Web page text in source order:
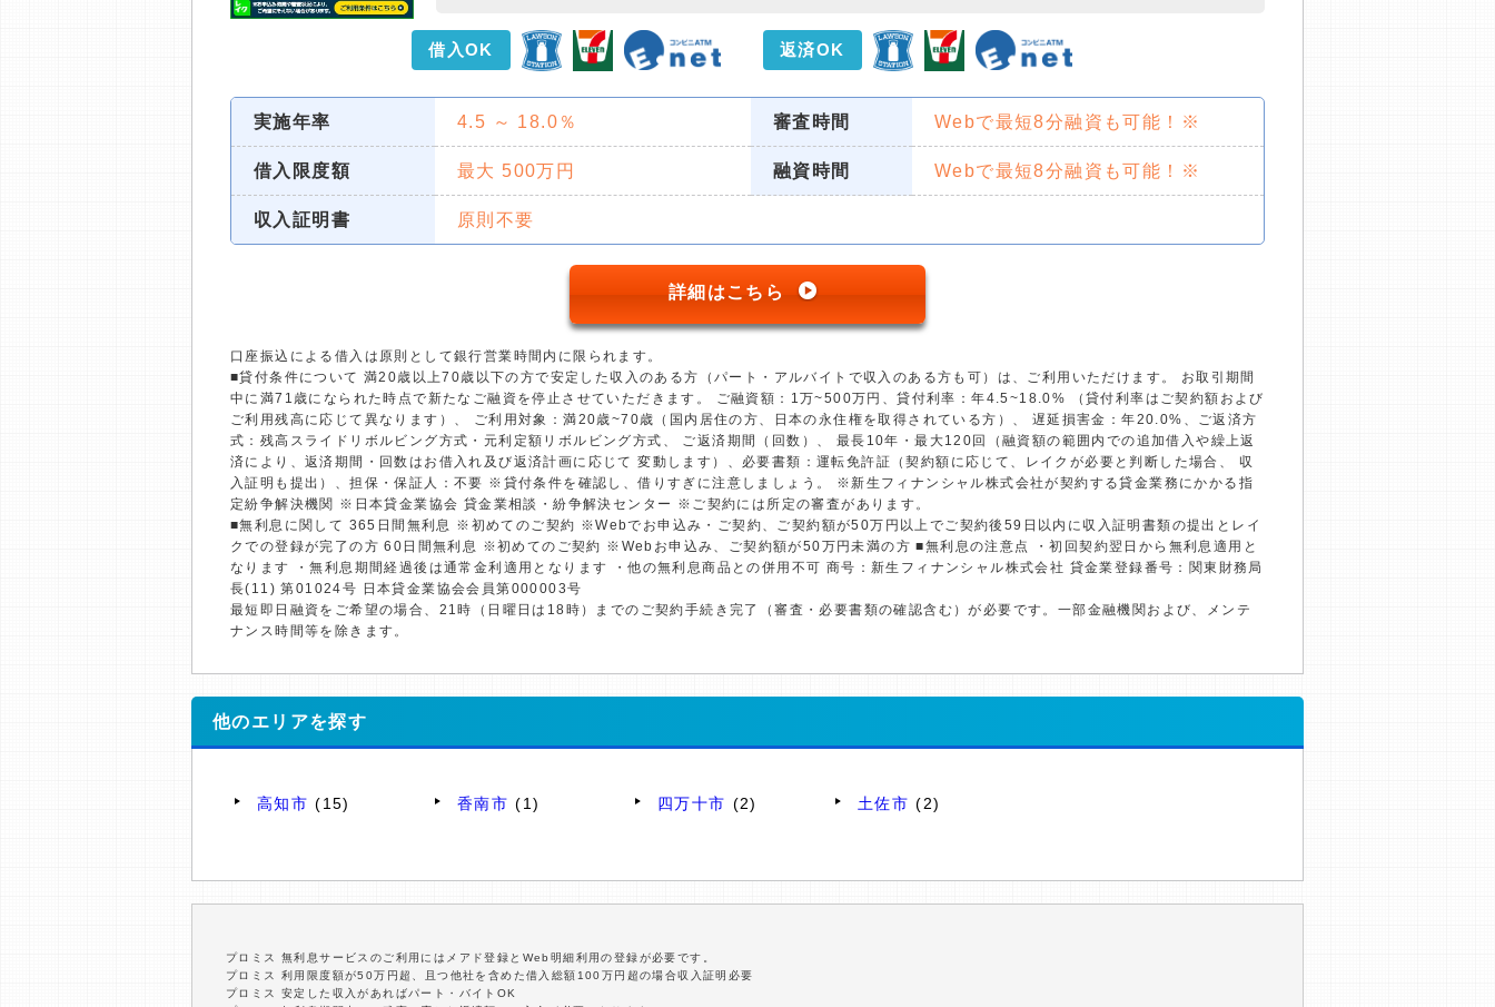
借入OK 返済OK
実施年率 4.5 ～ 18.0％ 審査時間 Webで最短8分融資も可能！※
借入限度額 最大 500万円 融資時間 Webで最短8分融資も可能！※
収入証明書 原則不要
詳細はこちら
口座振込による借入は原則として銀行営業時間内に限られます。
■貸付条件について 満20歳以上70歳以下の方で安定した収入のある方（パート・アルバイトで収入のある方も可）は、ご利用いただけます。 お取引期間
中に満71歳になられた時点で新たなご融資を停止させていただきます。 ご融資額：1万~500万円、貸付利率：年4.5~18.0% （貸付利率はご契約額および
ご利用残高に応じて異なります）、 ご利用対象：満20歳~70歳（国内居住の方、日本の永住権を取得されている方）、 遅延損害金：年20.0%、ご返済方
式：残高スライドリボルビング方式・元利定額リボルビング方式、 ご返済期間（回数）、 最長10年・最大120回（融資額の範囲内での追加借入や繰上返
済により、返済期間・回数はお借入れ及び返済計画に応じて 変動します）、必要書類：運転免許証（契約額に応じて、レイクが必要と判断した場合、 収
入証明も提出）、担保・保証人：不要 ※貸付条件を確認し、借りすぎに注意しましょう。 ※新生フィナンシャル株式会社が契約する貸金業務にかかる指
定紛争解決機関 ※日本貸金業協会 貸金業相談・紛争解決センター ※ご契約には所定の審査があります。
■無利息に関して 365日間無利息 ※初めてのご契約 ※Webでお申込み・ご契約、ご契約額が50万円以上でご契約後59日以内に収入証明書類の提出とレイ
クでの登録が完了の方 60日間無利息 ※初めてのご契約 ※Webお申込み、ご契約額が50万円未満の方 ■無利息の注意点 ・初回契約翌日から無利息適用と
なります ・無利息期間経過後は通常金利適用となります ・他の無利息商品との併用不可 商号：新生フィナンシャル株式会社 貸金業登録番号：関東財務局
長(11) 第01024号 日本貸金業協会会員第000003号
最短即日融資をご希望の場合、21時（日曜日は18時）までのご契約手続き完了（審査・必要書類の確認含む）が必要です。一部金融機関および、メンテ
ナンス時間等を除きます。
他のエリアを探す
高知市 (15) 香南市 (1) 四万十市 (2) 土佐市 (2)
プロミス 無利息サービスのご利用にはメアド登録とWeb明細利用の登録が必要です。
プロミス 利用限度額が50万円超、且つ他社を含めた借入総額100万円超の場合収入証明必要
プロミス 安定した収入があればパート・バイトOK